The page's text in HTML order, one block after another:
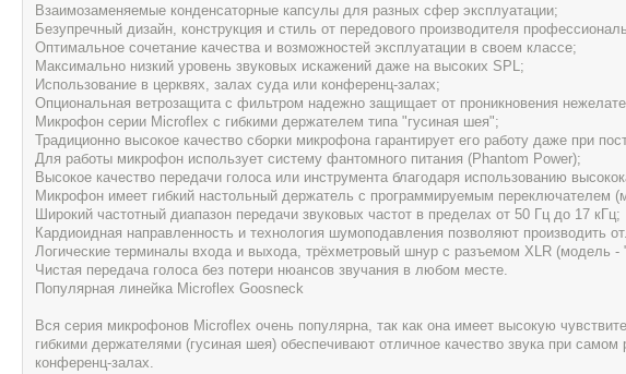
Взаимозаменяемые конденсаторные капсулы для разных сфер эксплуатации;
Безупречный дизайн, конструкция и стиль от передового производителя
Оптимальное сочетание качества и возможностей эксплуатации в своем классе;
Максимально низкий уровень звуковых искажений даже на высоких SPL;
Использование в церквях, залах суда или конференц-залах;
Опциональная ветрозащита с фильтром надежно защищает от проникновения
Микрофон серии Microflex с гибкими держателем типа "гусиная шея";
Традиционно высокое качество сборки микрофона гарантирует его работу даже при
Для работы микрофон использует систему фантомного питания (Phantom Power);
Высокое качество передачи голоса или инструмента благодаря использованию
Микрофон имеет гибкий настольный держатель с программируемым переключателем
Широкий частотный диапазон передачи звуковых частот в пределах от 50 Гц до 17 кГц;
Кардиоидная направленность и технология шумоподавления позволяют производить
Логические терминалы входа и выхода, трёхметровый шнур с разъемом XLR (модель -
Чистая передача голоса без потери нюансов звучания в любом месте.
Популярная линейка Microflex Goosneck
Вся серия микрофонов Microflex очень популярна, так как она имеет высокую
гибкими держателями (гусиная шея) обеспечивают отличное качество звука при
конференц-залах.